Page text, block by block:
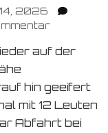
2026
zu
Montabaur
13.06.2026
auf der
hin geeifert
mit 12 Leuten
Abfahrt bei